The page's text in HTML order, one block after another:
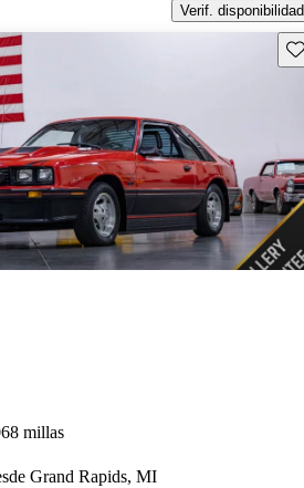
Verif. disponibilidad
millas
Grand Rapids, MI